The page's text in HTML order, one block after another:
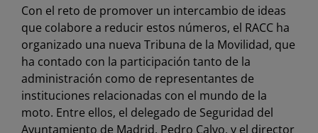
Con el reto de promover un intercambio de ideas
que colabore a reducir estos números, el RACC ha
organizado una nueva Tribuna de la Movilidad, que
ha contado con la participación tanto de la
administración como de representantes de
instituciones relacionadas con el mundo de la
moto. Entre ellos, el delegado de Seguridad del
Ayuntamiento de Madrid, Pedro Calvo, y el director